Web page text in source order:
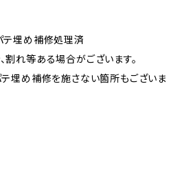
テ埋め補修処理済
れ等ある場合がございます。
埋め補修を施さない箇所もございま